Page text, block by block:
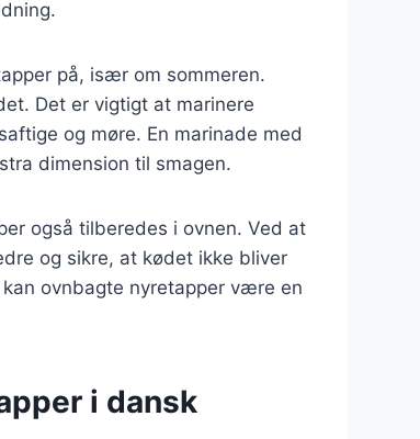
på, især om sommeren.
Det er vigtigt at marinere
og møre. En marinade med
dimension til smagen.
også tilberedes i ovnen. Ved at
og sikre, at kødet ikke bliver
ovnbagte nyretapper være en
i dansk